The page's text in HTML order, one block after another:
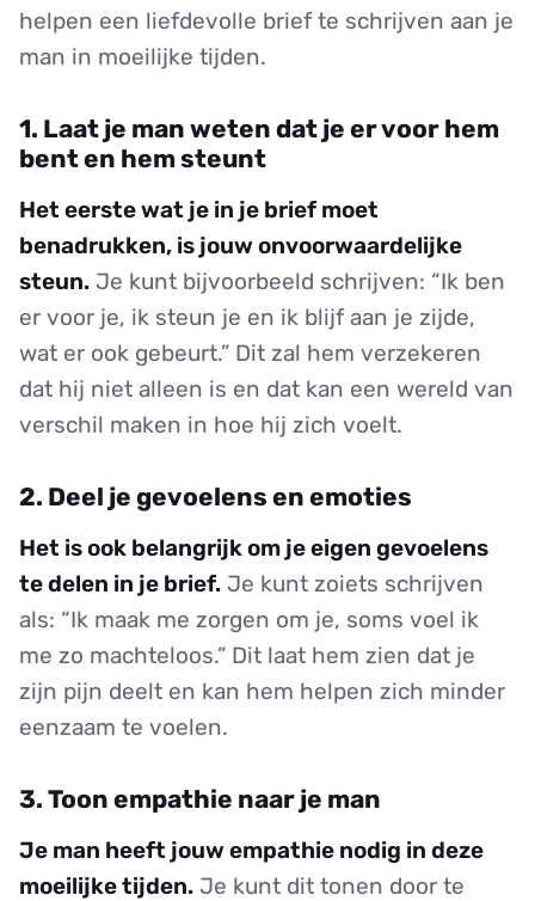
helpen een liefdevolle brief te schrijven aan je
man in moeilijke tijden.
1. Laat je man weten dat je er voor hem
bent en hem steunt
Het eerste wat je in je brief moet
benadrukken, is jouw onvoorwaardelijke
steun. Je kunt bijvoorbeeld schrijven: “Ik ben
er voor je, ik steun je en ik blijf aan je zijde,
wat er ook gebeurt.” Dit zal hem verzekeren
dat hij niet alleen is en dat kan een wereld van
verschil maken in hoe hij zich voelt.
2. Deel je gevoelens en emoties
Het is ook belangrijk om je eigen gevoelens
te delen in je brief. Je kunt zoiets schrijven
als: “Ik maak me zorgen om je, soms voel ik
me zo machteloos.” Dit laat hem zien dat je
zijn pijn deelt en kan hem helpen zich minder
eenzaam te voelen.
3. Toon empathie naar je man
Je man heeft jouw empathie nodig in deze
moeilijke tijden. Je kunt dit tonen door te